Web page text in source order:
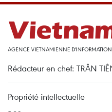
AGENCE VIETNAMIENNE
Rédacteur en chef: TRÂN
Propriété intellectuelle